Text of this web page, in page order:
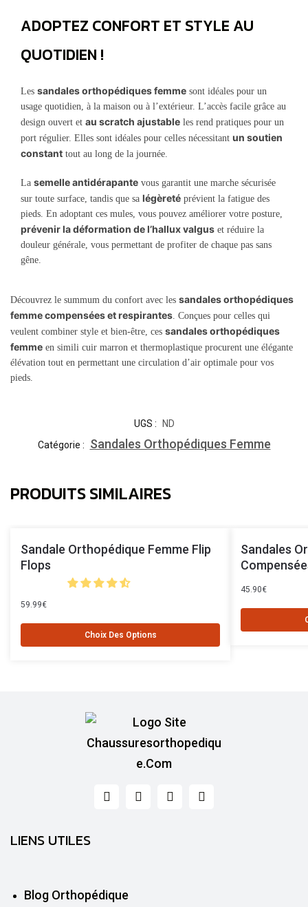
ADOPTEZ CONFORT ET STYLE AU
QUOTIDIEN !
Les sandales orthopédiques femme sont idéales pour un
usage quotidien, à la maison ou à l’extérieur. L’accès facile grâce au
design ouvert et au scratch ajustable les rend pratiques pour un
port régulier. Elles sont idéales pour celles nécessitant un soutien
constant tout au long de la journée.
La semelle antidérapante vous garantit une marche sécurisée
sur toute surface, tandis que sa légèreté prévient la fatigue des
pieds. En adoptant ces mules, vous pouvez améliorer votre posture,
prévenir la déformation de l’hallux valgus et réduire la
douleur générale, vous permettant de profiter de chaque pas sans
gêne.
Découvrez le summum du confort avec les sandales orthopédiques
femme compensées et respirantes. Conçues pour celles qui
veulent combiner style et bien-être, ces sandales orthopédiques
femme en simili cuir marron et thermoplastique procurent une élégante
élévation tout en permettant une circulation d’air optimale pour vos
pieds.
UGS : ND
Catégorie :
Sandales Orthopédiques Femme
PRODUITS SIMILAIRES
Sandale Orthopédique Femme Flip
Flops
59.99€
Choix Des Options
Sandales
45.90€
LIENS UTILES
Blog Orthopédique